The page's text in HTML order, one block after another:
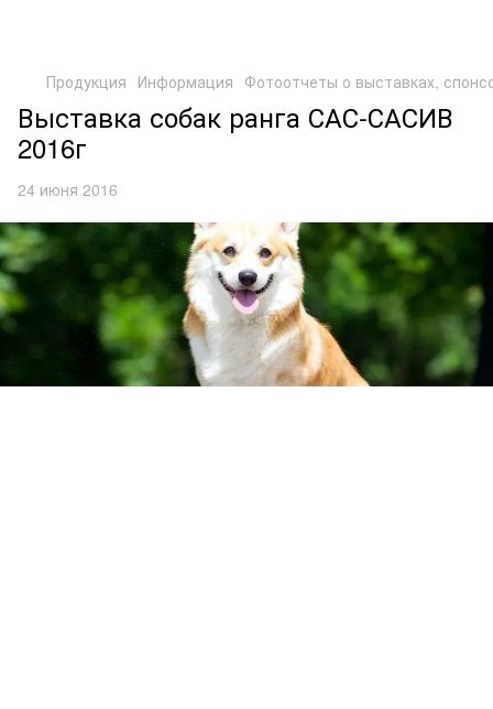
Продукция Информация Фотоотчеты о выставках,
Выставка собак ранга САС-САСИВ
2016г
24 июня 2016